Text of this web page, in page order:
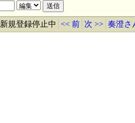
新規登録停止中 << 前 次 >> 奏澄さ